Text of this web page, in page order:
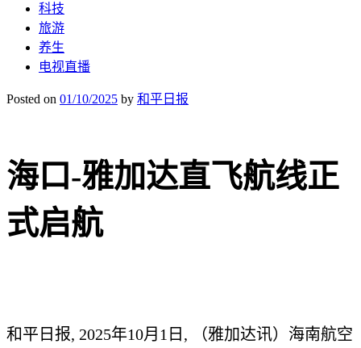
科技
旅游
养生
电视直播
Posted on 01/10/2025 by 和平日报
海口-雅加达直飞航线正
式启航
和平日报, 2025年10月1日, （雅加达讯）海南航空